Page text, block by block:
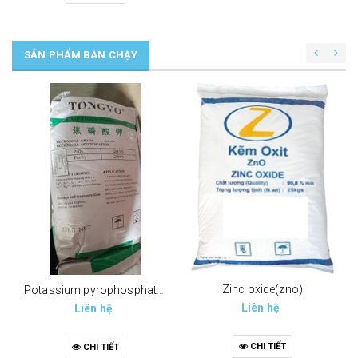
SẢN PHẨM BÁN CHẠY
Potassium pyrophosphate (tppp) (k4p2o7)
Liên hệ
CHI TIẾT
Zinc oxide(zno)
Liên hệ
CHI TIẾT